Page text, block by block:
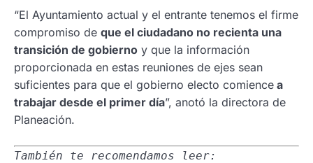
“El Ayuntamiento actual y el entrante tenemos el firme
compromiso de que el ciudadano no recienta una
transición de gobierno y que la información
proporcionada en estas reuniones de ejes sean
suficientes para que el gobierno electo comience a
trabajar desde el primer día”, anotó la directora de
Planeación.
También te recomendamos leer: